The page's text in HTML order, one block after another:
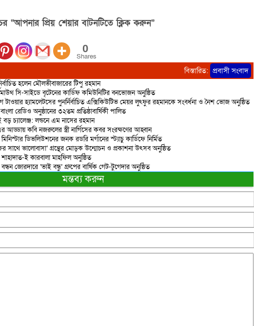
“আপনার প্রিয় শেয়ার বাটনটিতে ক্লিক করুন”
0
Shares
বিস্তারিত: প্রবাসী সংবাদ
হলেন মৌলভীবাজারের টিপু রহমান
সি-সাইডে বৃটেনের কার্ডিফ কমিউনিটির বনভোজন অনুষ্ঠিত
হ্যামলেটসের পুনর্নির্বাচিত এক্সিকিউটিভ মেয়র লুৎফুর রহমানকে সংবর্ধনা ও নৈশ ভোজ অনুষ্ঠিত
রেডিও অনুষ্ঠানের ৩২তম প্রতিষ্ঠাবার্ষিকী পালিত
চ্যালেঞ্জ: লন্ডনে এম নাসের রহমান
আড্ডায় কবি নজরুলের স্ত্রী নার্গিসের কবর সংরক্ষণের আহ্বান
ডিভলিউশনের জনক রডরি মর্গানের স্ট্যাচু কার্ডিফে নির্মিত
সাথে ভালোবাসা’ গ্রন্থের মোড়ক উন্মোচন ও প্রকাশনা উৎসব অনুষ্ঠিত
ই কারবালা মাহফিল অনুষ্ঠিত
বন্ধন জোরদারে ‘ভাই বন্ধু’ গ্রুপের বার্ষিক গেট-টুগেদার অনুষ্ঠিত
মন্তব্য করুন